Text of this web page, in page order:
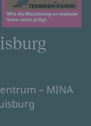
– MINA